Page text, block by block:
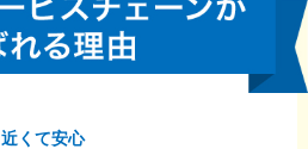
近くて安心